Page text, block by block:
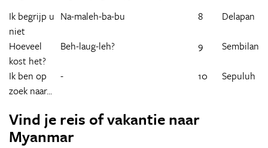
Ik begrijp u
niet
Na-maleh-ba-bu 8 Delapan
Hoeveel
kost het?
Beh-laug-leh? 9 Sembilan
Ik ben op
zoek naar...
- 10 Sepuluh
Vind je reis of vakantie naar
Myanmar